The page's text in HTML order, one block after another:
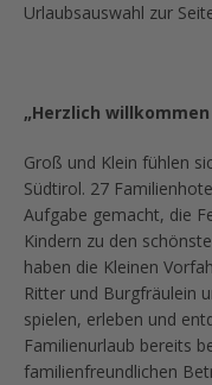
Urlaubsauswahl zur
„Herzlich
Groß und Klein fühlen
Südtirol. 27
Aufgabe gemacht, die
Kindern zu den
haben die Kleinen
Ritter und Burgfräulein
spielen, erleben und
Familienurlaub bereits
familienfreundlichen